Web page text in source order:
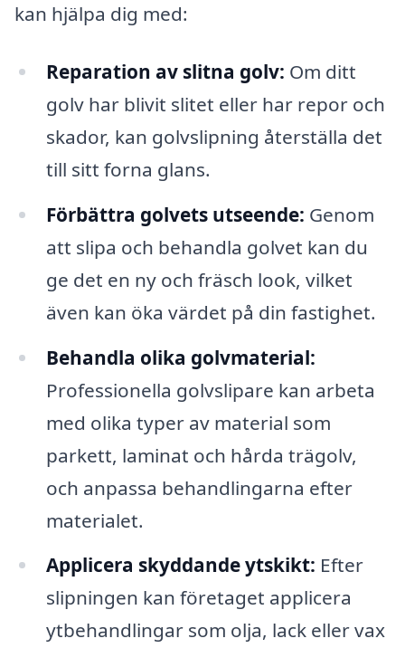
kan hjälpa dig med:
Reparation av slitna golv: Om ditt
golv har blivit slitet eller har repor och
skador, kan golvslipning återställa det
till sitt forna glans.
Förbättra golvets utseende: Genom
att slipa och behandla golvet kan du
ge det en ny och fräsch look, vilket
även kan öka värdet på din fastighet.
Behandla olika golvmaterial:
Professionella golvslipare kan arbeta
med olika typer av material som
parkett, laminat och hårda trägolv,
och anpassa behandlingarna efter
materialet.
Applicera skyddande ytskikt: Efter
slipningen kan företaget applicera
ytbehandlingar som olja, lack eller vax